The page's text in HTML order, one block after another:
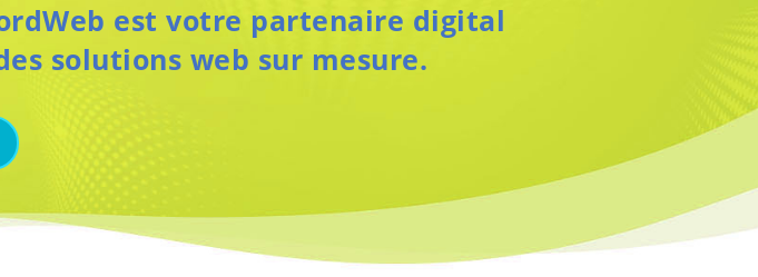
est votre partenaire digital
solutions web sur mesure.